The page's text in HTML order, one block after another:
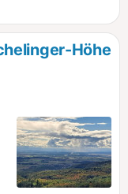
man das große
Blick zum
Vogesen und bei
schöne
Sie das
die sich über
weite
laden zu
Bergrücken
mit herrlichem Blick
von der
Höhe